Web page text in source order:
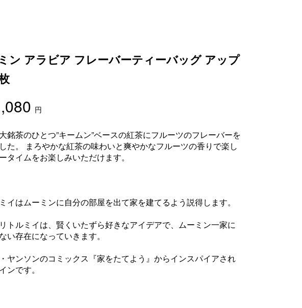
ン アラビア フレーバーティーバッグ アップ
円
銘茶のひとつ”キームン”ベースの紅茶にフルーツのフレーバーを
た。 まろやかな紅茶の味わいと爽やかなフルーツの香りで楽し
タイムをお楽しみいただけます。
イはムーミンに自分の部屋を出て家を建てるよう説得します。
トルミイは、賢くいたずら好きなアイデアで、ムーミン一家に
い存在になっていきます。
ヤンソンのコミックス『家をたてよう』からインスパイアされ
ンです。